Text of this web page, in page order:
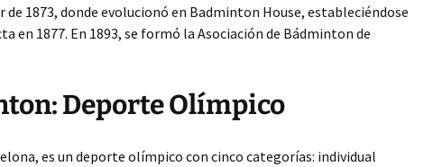
1873, donde evolucionó en Badminton House, estableciéndose
en 1877. En 1893, se formó la Asociación de Bádminton de
Deporte Olímpico
es un deporte olímpico con cinco categorías: individual